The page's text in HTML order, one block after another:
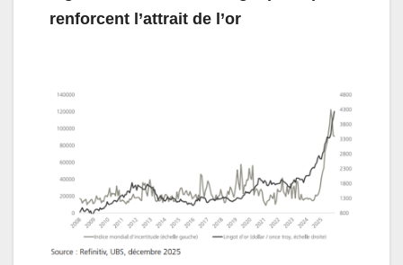
renforcent l’attrait de l’or